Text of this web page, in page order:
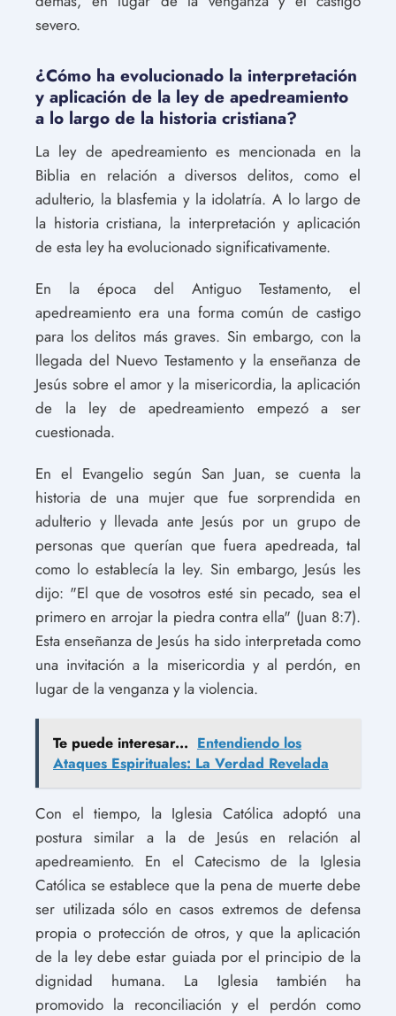
severo.
¿Cómo ha evolucionado la interpretación
y aplicación de la ley de apedreamiento
a lo largo de la historia cristiana?
La ley de apedreamiento es mencionada en la
Biblia en relación a diversos delitos, como el
adulterio, la blasfemia y la idolatría. A lo largo de
la historia cristiana, la interpretación y aplicación
de esta ley ha evolucionado significativamente.
En la época del Antiguo Testamento, el
apedreamiento era una forma común de castigo
para los delitos más graves. Sin embargo, con la
llegada del Nuevo Testamento y la enseñanza de
Jesús sobre el amor y la misericordia, la aplicación
de la ley de apedreamiento empezó a ser
cuestionada.
En el Evangelio según San Juan, se cuenta la
historia de una mujer que fue sorprendida en
adulterio y llevada ante Jesús por un grupo de
personas que querían que fuera apedreada, tal
como lo establecía la ley. Sin embargo, Jesús les
dijo: "El que de vosotros esté sin pecado, sea el
primero en arrojar la piedra contra ella" (Juan 8:7).
Esta enseñanza de Jesús ha sido interpretada como
una invitación a la misericordia y al perdón, en
lugar de la venganza y la violencia.
Te puede interesar... Entendiendo los
Ataques Espirituales: La Verdad Revelada
Con el tiempo, la Iglesia Católica adoptó una
postura similar a la de Jesús en relación al
apedreamiento. En el Catecismo de la Iglesia
Católica se establece que la pena de muerte debe
ser utilizada sólo en casos extremos de defensa
propia o protección de otros, y que la aplicación
de la ley debe estar guiada por el principio de la
dignidad humana. La Iglesia también ha
promovido la reconciliación y el perdón como